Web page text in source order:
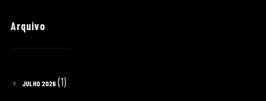
Arquivo
JULHO 2026(1)